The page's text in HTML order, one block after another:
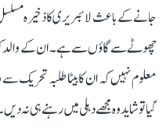
جانے کے باعث لائبریری کا ذخیرہ
چھوٹے سے گاؤں سے ہے۔ ان کے والد
معلوم نہیں کہ ان کا بیٹا طلبہ تحریک
گیا تو شاید وہ مجھے دہلی میں رہنے ہی نہ